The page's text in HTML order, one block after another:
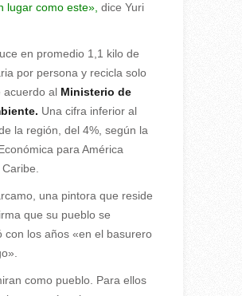
lugar como este», dice Yuri
en promedio 1,1 kilo de
por persona y recicla solo
acuerdo al Ministerio de
Una cifra inferior al
la región, del 4%, según la
para América
una pintora que reside
que su pueblo se
con los años «en el basurero
como pueblo. Para ellos